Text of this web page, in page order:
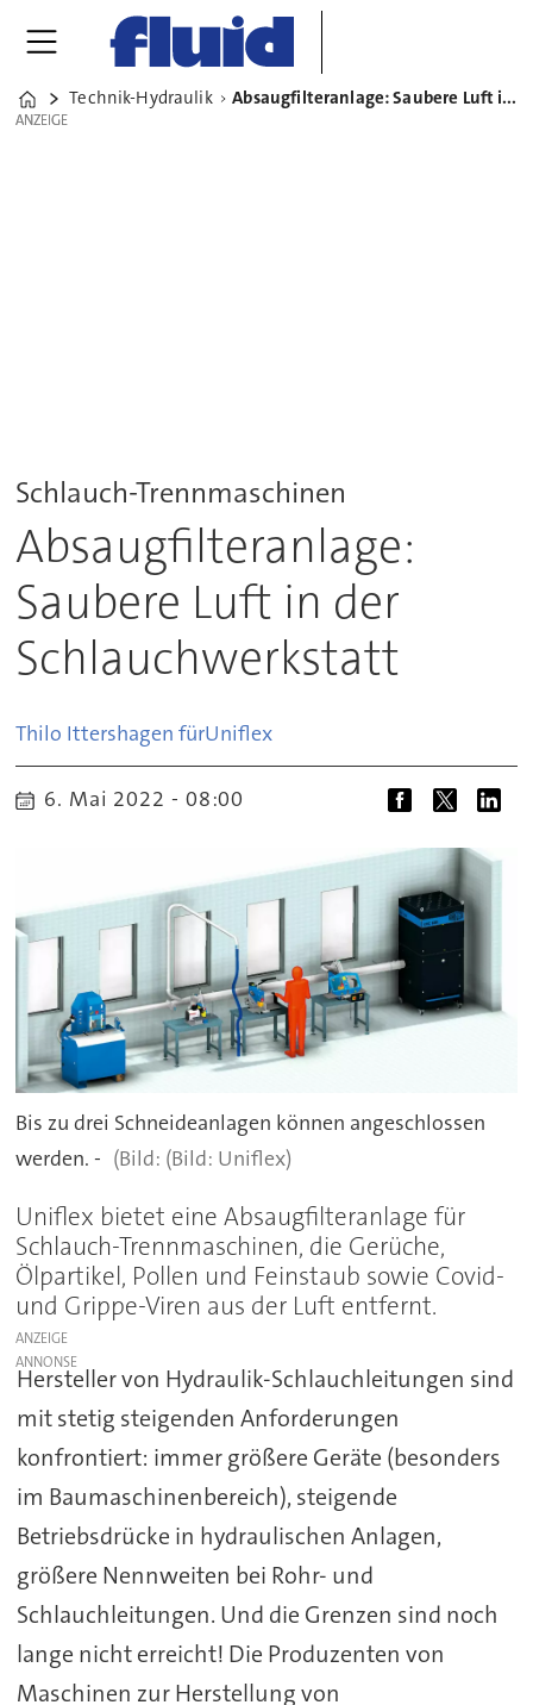
Home
Technik-Hydraulik Absaugfilteranlage: Saubere Luft in der Schlauchwerkstatt
ANZEIGE
ANZEIGE
Schlauch-Trennmaschinen
Absaugfilteranlage:
Saubere Luft in der
Schlauchwerkstatt
Thilo Ittershagen fürUniflex
6. Mai 2022 - 08:00
Bis zu drei Schneideanlagen können angeschlossen
werden. -
(Bild: Uniflex)
Uniflex bietet eine Absaugfilteranlage für
Schlauch-Trennmaschinen, die Gerüche,
Ölpartikel, Pollen und Feinstaub sowie Covid-
und Grippe-Viren aus der Luft entfernt.
ANZEIGE
Hersteller von Hydraulik-Schlauchleitungen sind
mit stetig steigenden Anforderungen
konfrontiert: immer größere Geräte (besonders
im Baumaschinenbereich), steigende
Betriebsdrücke in hydraulischen Anlagen,
größere Nennweiten bei Rohr- und
Schlauchleitungen. Und die Grenzen sind noch
lange nicht erreicht! Die Produzenten von
Maschinen zur Herstellung von